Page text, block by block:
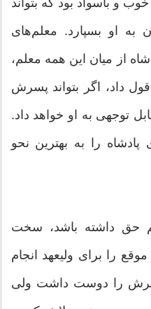
به او بسپارد. معلم‌های
شاه از میان این همه معلم،
داد، اگر بتواند پسرش
توجهی به او خواهد داد.
را به بهترین نحو
حق داشته باشد، سخت
را برای ولیعهد انجام
پسرش را دوست داشت ولی